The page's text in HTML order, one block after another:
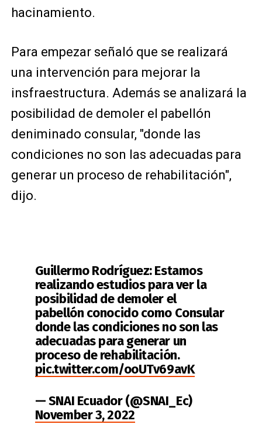
hacinamiento.
Para empezar señaló que se realizará
una intervención para mejorar la
insfraestructura. Además se analizará la
posibilidad de demoler el pabellón
deniminado consular, "donde las
condiciones no son las adecuadas para
generar un proceso de rehabilitación",
dijo.
Guillermo Rodríguez: Estamos
realizando estudios para ver la
posibilidad de demoler el
pabellón conocido como Consular
donde las condiciones no son las
adecuadas para generar un
proceso de rehabilitación.
pic.twitter.com/ooUTv69avK
— SNAI Ecuador (@SNAI_Ec)
November 3, 2022